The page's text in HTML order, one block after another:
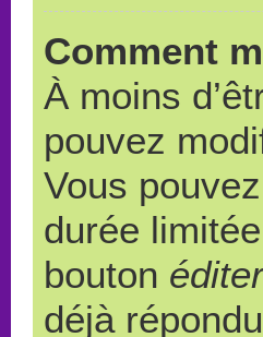
Comment
À moins
pouvez
Vous
durée
bouton éditer
déjà